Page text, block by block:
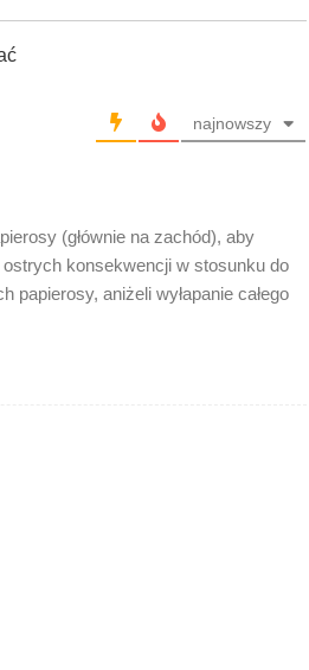
najnowszy
(głównie na zachód), aby
konsekwencji w stosunku do
papierosy, aniżeli wyłapanie całego